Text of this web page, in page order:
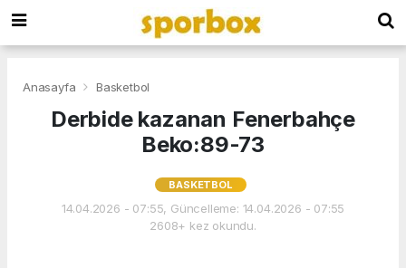
Anasayfa Basketbol
Derbide kazanan Fenerbahçe
Beko:89-73
BASKETBOL
14.04.2026 - 07:55, Güncelleme: 14.04.2026 - 07:55
2608+ kez okundu.